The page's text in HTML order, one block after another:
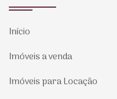
Início
Imóveis a venda
Imóveis para Locação